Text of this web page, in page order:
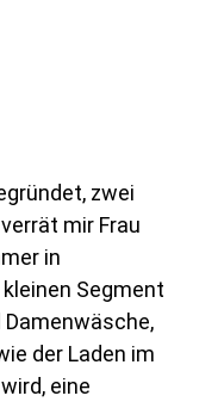
zwei
mir Frau
in
Segment
der Laden im
eine